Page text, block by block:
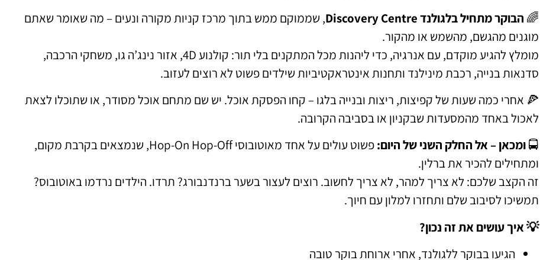
🌈 הבוקר מתחיל בלגולנד Discovery Centre
, שממוקם ממש בתוך מרכז קניות מקורה ונעים – מה שאומר שאתם
מוגנים מהגשם, מהשמש או מהקור.
מומלץ להגיע מוקדם, עם אנרגיה, כדי ליהנות מכל המתקנים בלי תור: קולנוע 4D, אזור נינג’ה גו, משחקי הרכבה,
סדנאות בנייה, רכבת מינילנד ותחנות אינטראקטיביות שילדים פשוט לא רוצים לעזוב.
🍕 אחרי כמה שעות של קפיצות, ריצות ובנייה בלגו – קחו הפסקת אוכל. יש שם מתחם אוכל מסודר, או שתוכלו לצאת
לאכול באחד מהמסעדות שבקניון או בסביבה הקרובה.
🚍ומכאן – אל החלק השני של היום:
פשוט עולים על אחד מאוטובוסי Hop-On Hop-Off, שנמצאים בקרבת מקום,
ומתחילים להכיר את ברלין.
זה הקצב שלכם: לא צריך למהר, לא צריך לחשוב. רוצים לעצור בשער ברנדנבורג? תרדו. הילדים נרדמו באוטובוס?
תמשיכו לסיבוב שלם ותחזרו למלון עם חיוך.
💡 איך עושים את זה נכון?
הגיעו בבוקר ללגולנד, אחרי ארוחת בוקר טובה